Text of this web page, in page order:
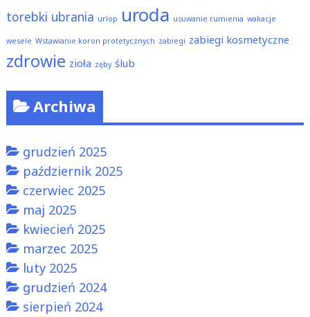
torebki ubrania urlop uroda usuwanie rumienia wakacje
wesele Wstawianie koron protetycznych zabiegi zabiegi kosmetyczne
zdrowie zioła zęby ślub
Archiwa
grudzień 2025
październik 2025
czerwiec 2025
maj 2025
kwiecień 2025
marzec 2025
luty 2025
grudzień 2024
sierpień 2024